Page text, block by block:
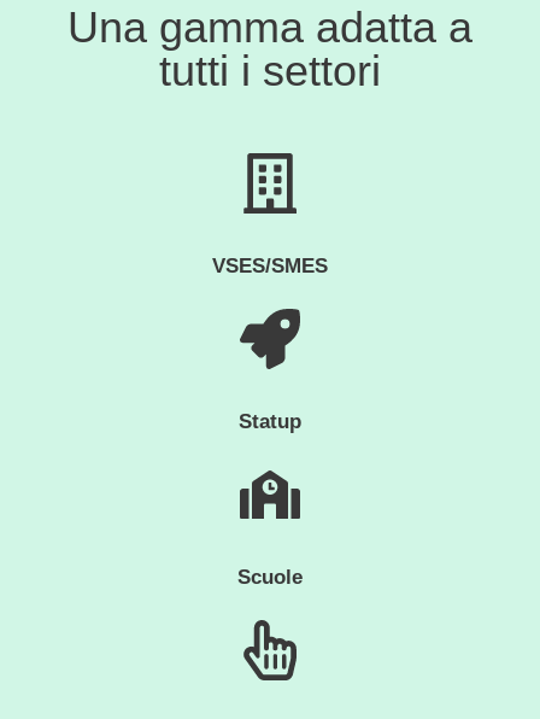
Una gamma adatta a
tutti i settori
VSES/SMES
Statup
Scuole